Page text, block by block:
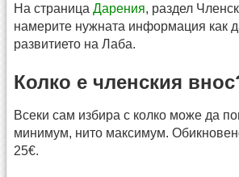
На страница Дарения, раздел
намерите нужната информация как
развитието на Лаба.
Колко е членския
Всеки сам избира с колко може да
минимум, нито максимум.
25€.